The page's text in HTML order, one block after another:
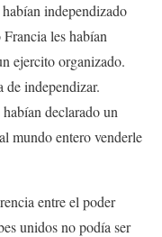
independizado
les habían
ejercito organizado.
de independizar.
declarado un
mundo entero venderle
entre el poder
unidos no podía ser